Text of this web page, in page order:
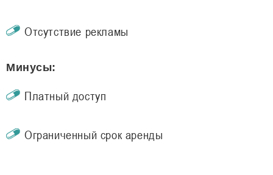
Отсутствие рекламы
Минусы:
Платный доступ
Ограниченный срок аренды